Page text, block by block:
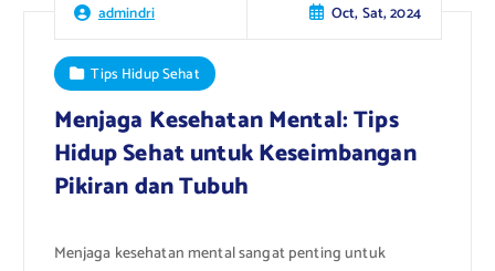
admindri Oct, Sat, 2024
Tips Hidup Sehat
Menjaga Kesehatan Mental: Tips
Hidup Sehat untuk Keseimbangan
Pikiran dan Tubuh
Menjaga kesehatan mental sangat penting untuk